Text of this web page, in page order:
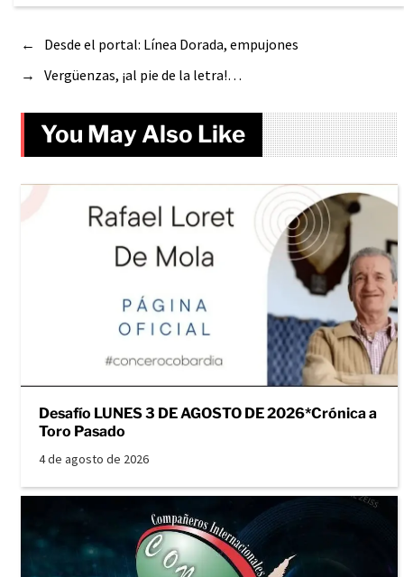
←
Desde el portal: Línea Dorada, empujones
→
Vergüenzas, ¡al pie de la letra!…
You May Also Like
Desafío LUNES 3 DE AGOSTO DE 2026*Crónica a
Toro Pasado
4 de agosto de 2026